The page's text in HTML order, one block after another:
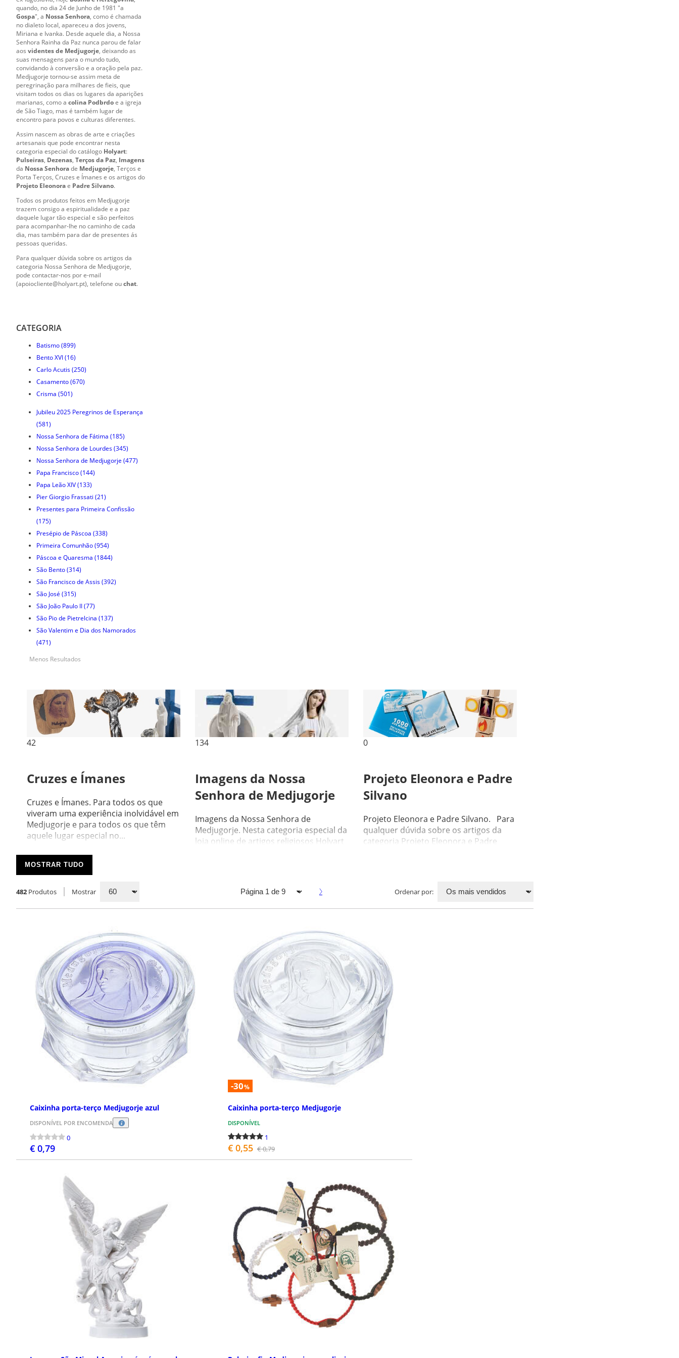
quando, no dia 24 de Junho de 1981 "a
Gospa", a Nossa Senhora, como é chamada
no dialeto local, apareceu a dos jovens,
Miriana e Ivanka. Desde aquele dia, a Nossa
Senhora Rainha da Paz nunca parou de falar
aos videntes de Medjugorje, deixando as
suas mensagens para o mundo tudo,
convidando à conversão e a oração pela paz.
Medjugorje tornou-se assim meta de
peregrinação para milhares de fieis, que
visitam todos os dias os lugares da aparições
marianas, como a colina Podbrdoe a igreja
de São Tiago, mas é também lugar de
encontro para povos e culturas diferentes.
Assim nascem as obras de arte e criações
artesanais que pode encontrar nesta
categoria especial do catálogo Holyart:
Pulseiras, Dezenas, Terços da Paz, Imagens
da Nossa Senhorade Medjugorje, Terços e
Porta Terços, Cruzes e Ímanes e os artigos do
Projeto Eleonorae Padre Silvano.
Todos os produtos feitos em Medjugorje
trazem consigo a espiritualidade e a paz
daquele lugar tão especial e são perfeitos
para acompanhar-lhe no caminho de cada
dia, mas também para dar de presentes ás
pessoas queridas.
Para qualquer dúvida sobre os artigos da
categoria Nossa Senhora de Medjugorje,
pode contactar-nos por e-mail
(apoiocliente@holyart.pt), telefone ouchat.
CATEGORIA
Batismo(899)
Bento XVI(16)
Carlo Acutis(250)
Casamento(670)
Crisma (501)
Jubileu 2025 Peregrinos de Esperança
(581)
Nossa Senhora de Fátima (185)
Nossa Senhora de Lourdes(345)
Nossa Senhora de Medjugorje (477)
Papa Francisco(144)
Papa Leão XIV(133)
Pier Giorgio Frassati (21)
Presentes para Primeira Confissão
(175)
Presépio de Páscoa (338)
Primeira Comunhão(954)
Páscoa e Quaresma (1844)
São Bento(314)
São Francisco de Assis(392)
São José (315)
São João Paulo II(77)
São Pio de Pietrelcina (137)
São Valentim e Dia dos Namorados
(471)
Menos Resultados
42
Cruzes e Ímanes
Cruzes e Ímanes. Para todos os que
viveram uma experiência inolvidável em
Medjugorje e para todos os que têm
aquele lugar especial no...
134
Imagens da Nossa
Senhora de Medjugorje
Imagens da Nossa Senhora de
Medjugorje. Nesta categoria especial da
loja online de artigos religiosos Holyart
0
Projeto Eleonora e Padre
Silvano
Projeto Eleonora e Padre Silvano. Para
qualquer dúvida sobre os artigos da
categoria Projeto Eleonora e Padre
Pulseiras Dezena Terço
da Paz
Pulseiras Dezena Terço da Paz. O rezo
do Terço da Paz é uma devoção muito
querida que Nossa Senhora de
Medjugorje aconselhou para alc...
Terços e Porta Terços
Nossa Senhora de
Medjugorje
Terços e Porta Terços Nossa Senhora
de Medjugorje.Em Medjugorje a oração
é o fundamento mais importantes para
alcançar a verdadeira p...
MOSTRAR TUDO
482 Produtos Mostrar Ordenar por:
Caixinha porta-terço Medjugorje azul
DISPONÍVEL POR ENCOMENDA
0
€ 0,79
-30%
Caixinha porta-terço Medjugorje
DISPONÍVEL
1
€ 0,55 € 0,79